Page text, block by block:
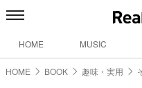
HOME MUSIC
HOME BOOK 趣味・実用